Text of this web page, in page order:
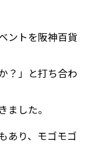
ントを阪神百貨
？」と打ち合わ
ました。
あり、モゴモゴ